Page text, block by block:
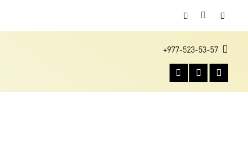
+977-523-53-57